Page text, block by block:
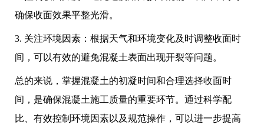
确保收面效果平整光滑。
3. 关注环境因素：根据天气和环境变化及时调整收面时
间，可以有效的避免混凝土表面出现开裂等问题。
总的来说，掌握混凝土的初凝时间和合理选择收面时
间，是确保混凝土施工质量的重要环节。通过科学配
比、有效控制环境因素以及规范操作，可以进一步提高